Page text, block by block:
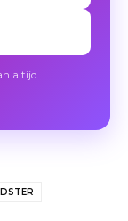
altijd.